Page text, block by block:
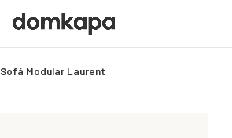
Sofá Modular Laurent